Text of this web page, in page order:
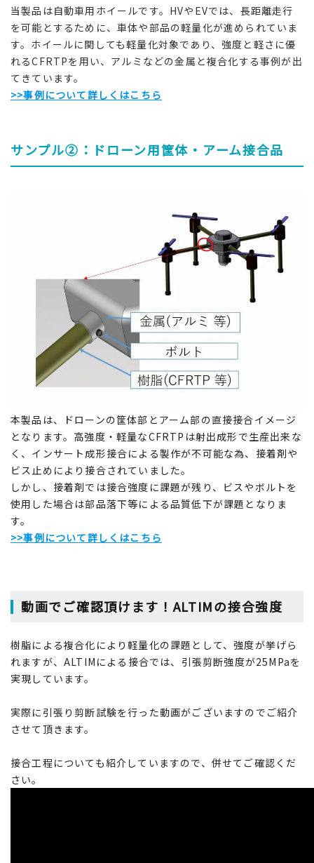
当製品は自動車用ホイールです。HVやEVでは、長距離走行
を可能とするために、車体や部品の軽量化が進められていま
す。ホイールに関しても軽量化対象であり、強度と軽さに優
れるCFRTPを用い、アルミなどの金属と複合化する事例が出
てきています。
>>事例について詳しくはこちら
サンプル②：ドローン用筐体・アーム接合品
本製品は、ドローンの筐体部とアーム部の直接接合イメージ
となります。高強度・軽量なCFRTPは射出成形で生産出来な
く、インサート成形接合による製作が不可能な為、接着剤や
ビス止めにより接合されていました。
しかし、接着剤では接合強度に課題が残り、ビスやボルトを
使用した場合は部品落下等による品質低下が課題となりま
す。
>>事例について詳しくはこちら
動画でご確認頂けます！ALTIMの接合強度
樹脂による複合化により軽量化の課題として、強度が挙げら
れますが、ALTIMによる接合では、引張剪断強度が25MPaを
実現しています。
実際に引張り剪断試験を行った動画がございますのでご紹介
させて頂きます。
接合工程についても紹介していますので、併せてご確認くだ
さい。